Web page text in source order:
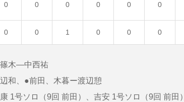
0 0 0 0 0 0
0 0 1 0 0 0
篠木―中西祐
辺和、●前田、木暮ー渡辺憩
1号ソロ（9回 前田）、吉安 1号ソロ（9回 前田）